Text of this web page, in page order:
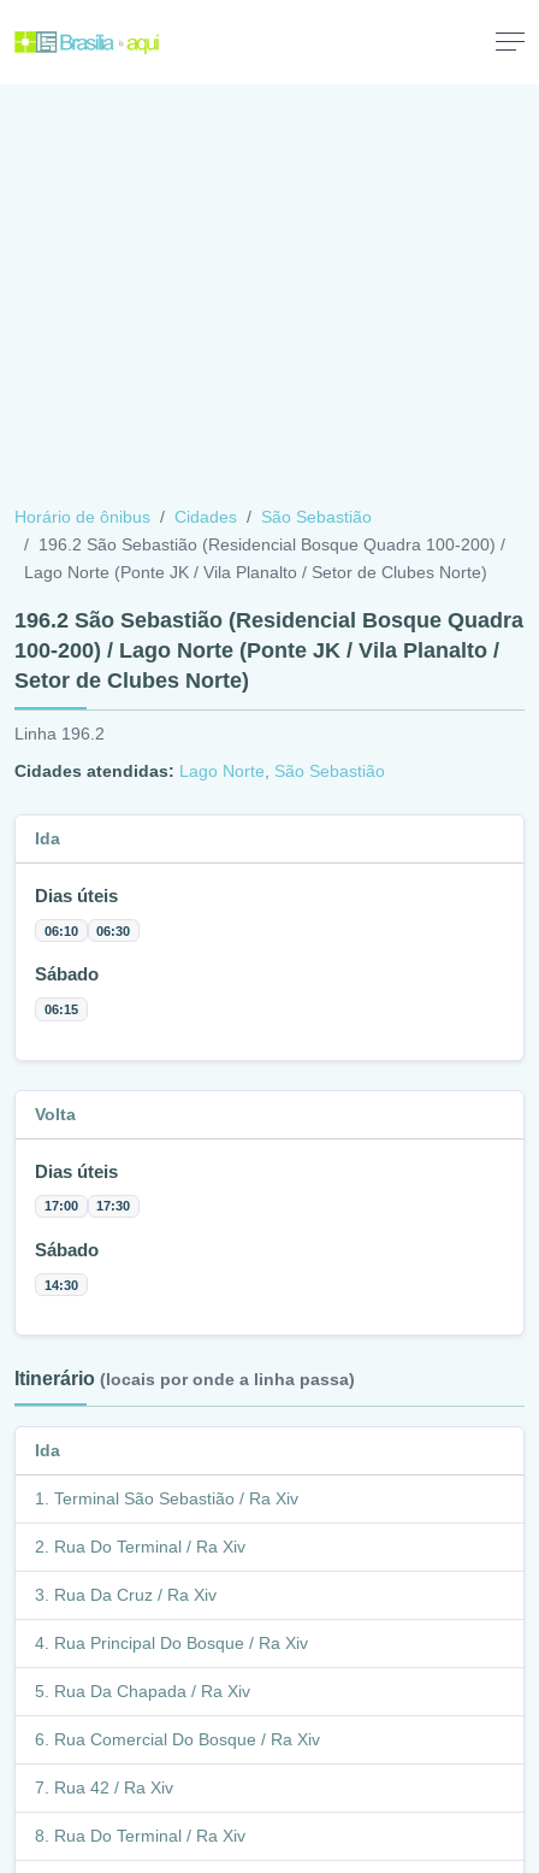
Horário de ônibus Cidades
São Sebastião
196.2 São Sebastião (Residencial Bosque Quadra 100-200) /
Lago Norte (Ponte JK / Vila Planalto / Setor de Clubes Norte)
196.2 São Sebastião (Residencial Bosque Quadra
100-200) / Lago Norte (Ponte JK / Vila Planalto /
Setor de Clubes Norte)
Linha 196.2
Cidades atendidas: Lago Norte São Sebastião
Ida
Dias úteis
06:10 06:30
Sábado
06:15
Volta
Dias úteis
17:00 17:30
Sábado
14:30
Itinerário (locais por onde a linha passa)
Ida
Terminal São Sebastião / Ra Xiv
Rua Do Terminal / Ra Xiv
Rua Da Cruz / Ra Xiv
Rua Principal Do Bosque / Ra Xiv
Rua Da Chapada / Ra Xiv
Rua Comercial Do Bosque / Ra Xiv
Rua 42 / Ra Xiv
Rua Do Terminal / Ra Xiv